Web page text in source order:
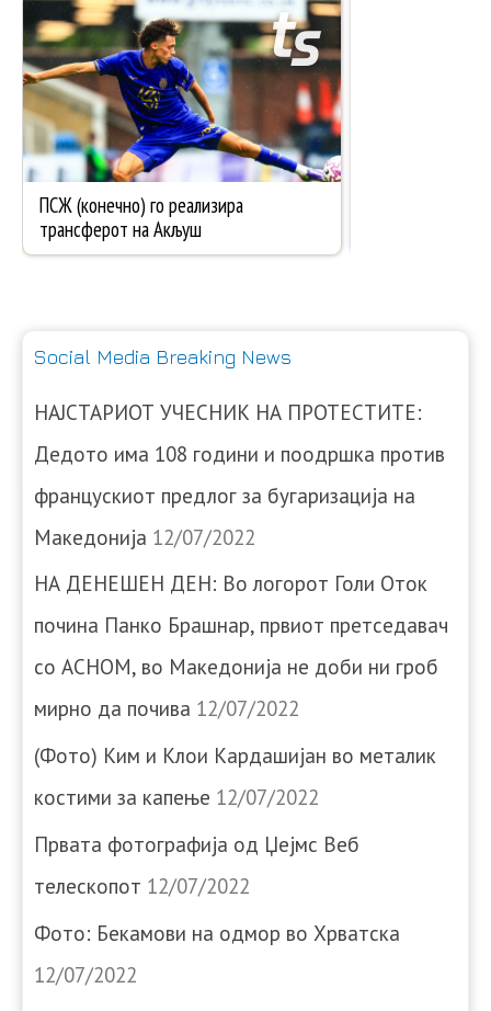
Social Media Breaking News
НАЈСТАРИОТ УЧЕСНИК НА ПРОТЕСТИТЕ:
Дедото има 108 години и поодршка против
францускиот предлог за бугаризација на
Македонија 12/07/2022
НА ДЕНЕШЕН ДЕН: Во логорот Голи Оток
почина Панко Брашнар, првиот претседавач
со АСНОМ, во Македонија не доби ни гроб
мирно да почива 12/07/2022
(Фото) Ким и Клои Кардашијан во металик
костими за капење 12/07/2022
Првата фотографија од Џејмс Веб
телескопот 12/07/2022
Фото: Бекамови на одмор во Хрватска
12/07/2022